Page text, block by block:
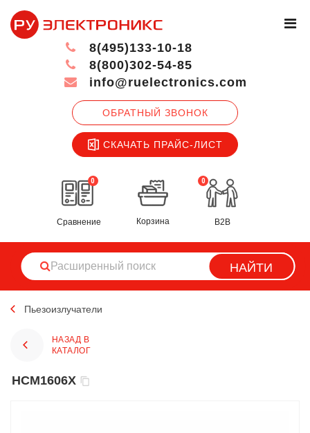
ОБРАТНЫЙ ЗВОНОК
СКАЧАТЬ ПРАЙС-ЛИСТ
8(495)133-10-18
8(800)302-54-85
info@ruelectronics.com
0
Сравнение
0
Корзина B2B
НАЙТИ
Пьезоизлучатели
НАЗАД В
КАТАЛОГ
HCM1606X